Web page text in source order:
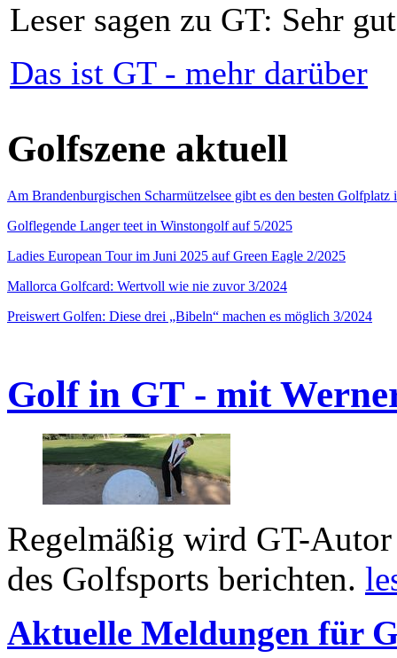
Leser sagen zu GT: Sehr
Das ist GT - mehr darüber
Golfszene aktuell
Am Brandenburgischen Scharmützelsee gibt es den besten
Golflegende Langer teet in Winstongolf auf 5/2025
Ladies European Tour im Juni 2025 auf Green Eagle 2/2025
Mallorca Golfcard: Wertvoll wie nie zuvor 3/2024
Preiswert Golfen: Diese drei „Bibeln“ machen es möglich 3/2024
Golf in GT - mit
Regelmäßig wird GT-
des Golfsports berichten.
Aktuelle Meldungen für